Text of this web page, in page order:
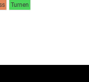
Turnen